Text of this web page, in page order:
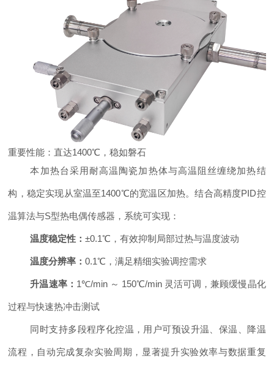
重要性能：直达1400℃，稳如磐石
本加热台采用耐高温陶瓷加热体与高温阻丝缠绕加热结
构，稳定实现从室温至1400℃的宽温区加热。结合高精度PID控
温算法与S型热电偶传感器，系统可实现：
温度稳定性：±0.1℃，有效抑制局部过热与温度波动
温度分辨率：0.1℃，满足精细实验调控需求
升温速率： 1℃/min ～ 150℃/min 灵活可调，兼顾缓慢晶化
过程与快速热冲击测试
同时支持多段程序化控温，用户可预设升温、保温、降温
流程，自动完成复杂实验周期，显著提升实验效率与数据重复